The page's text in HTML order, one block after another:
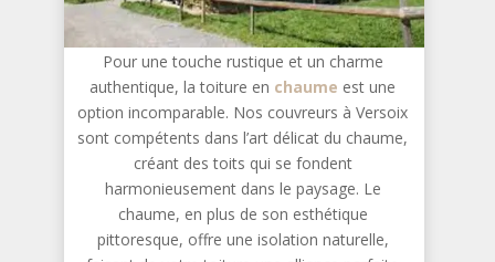
Pour une touche rustique et un charme
authentique, la toiture en chaume est une
option incomparable. Nos couvreurs à Versoix
sont compétents dans l’art délicat du chaume,
créant des toits qui se fondent
harmonieusement dans le paysage. Le
chaume, en plus de son esthétique
pittoresque, offre une isolation naturelle,